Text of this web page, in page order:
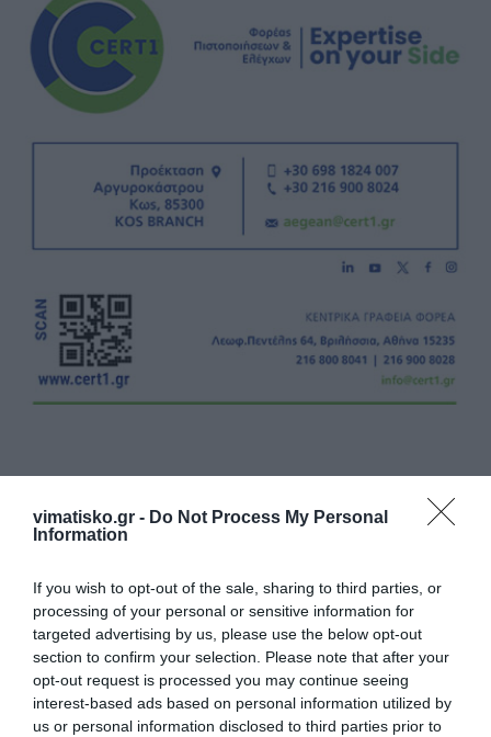
vimatisko.gr - Do Not Process My Personal
Information
If you wish to opt-out of the sale, sharing to third parties, or
processing of your personal or sensitive information for
targeted advertising by us, please use the below opt-out
section to confirm your selection. Please note that after your
opt-out request is processed you may continue seeing
interest-based ads based on personal information utilized by
us or personal information disclosed to third parties prior to
Η ανωνυμία είναι το καλύτερο κρησφύγετο δειλίας και
Σχόλια 0